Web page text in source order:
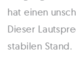
hat einen
Dieser
stabilen Stand.